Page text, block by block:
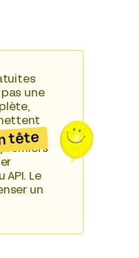
une
l’outil,
API. Le
un
tête